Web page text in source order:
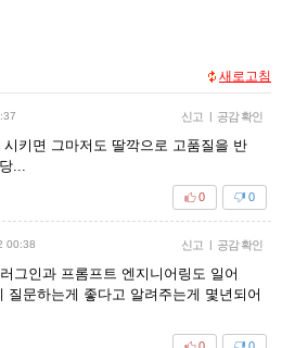
새로고침
신고 | 공감 확인
키면 그마저도 딸깍으로 고품질을 반
...
0
0
00:38 신고 | 공감 확인
그인과 프롬프트 엔지니어링도 일어
질문하는게 좋다고 알려주는게 몇년되어